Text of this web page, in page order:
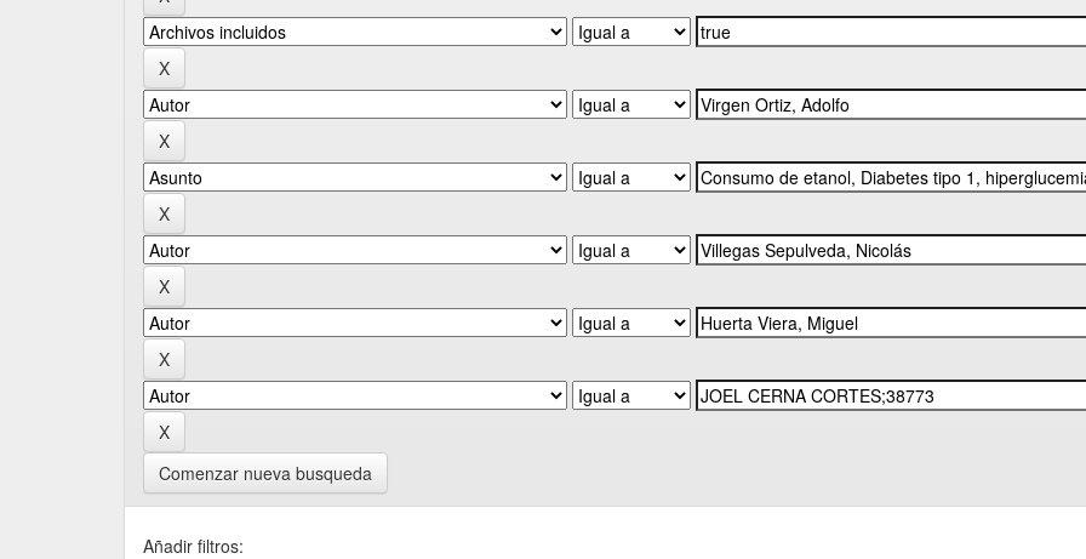
Comenzar nueva busqueda
Añadir filtros: